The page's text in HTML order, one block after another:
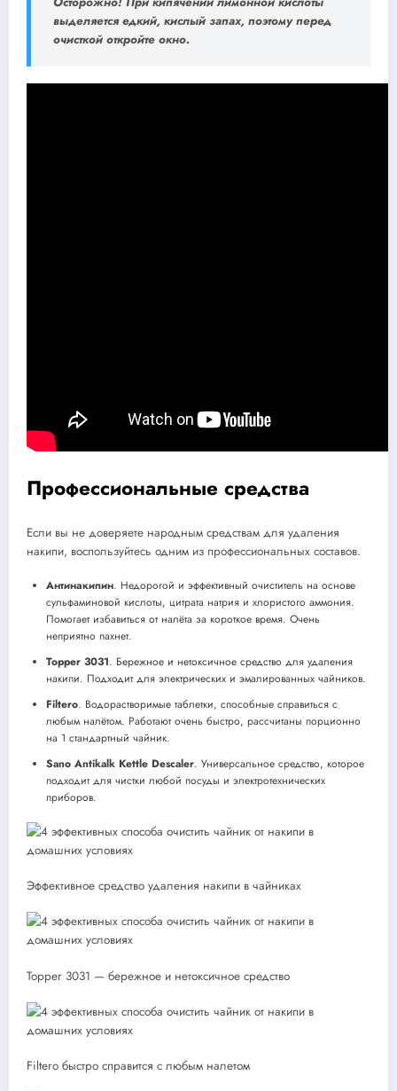
выделяется едкий, кислый запах, поэтому перед
очисткой откройте окно.
Профессиональные средства
Если вы не доверяете народным средствам для удаления
накипи, воспользуйтесь одним из профессиональных составов.
Антинакипин. Недорогой и эффективный очиститель на основе
сульфаминовой кислоты, цитрата натрия и хлористого аммония.
Помогает избавиться от налёта за короткое время. Очень
неприятно пахнет.
Topper 3031. Бережное и нетоксичное средство для удаления
накипи. Подходит для электрических и эмалированных чайников.
Filtero. Водорастворимые таблетки, способные справиться с
любым налётом. Работают очень быстро, рассчитаны порционно
на 1 стандартный чайник.
Sano Antikalk Kettle Descaler. Универсальное средство, которое
подходит для чистки любой посуды и электротехнических
приборов.
Эффективное средство удаления накипи в чайниках
Topper 3031 — бережное и нетоксичное средство
Filtero быстро справится с любым налетом